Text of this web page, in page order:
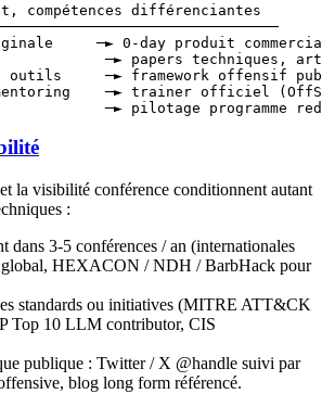
compétences différenciantes
─► 0-day produit
─► papers techniques,
outils     ─► framework offensif
─► trainer officiel
─► pilotage programme red
la visibilité conférence conditionnent autant
:
dans 3-5 conférences / an (internationales
global, HEXACON / NDH / BarbHack pour
standards ou initiatives (MITRE ATT&CK
Top 10 LLM contributor, CIS
publique : Twitter / X @handle suivi par
blog long form référencé.